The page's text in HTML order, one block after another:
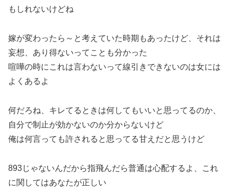
もしれないけどね
嫁が変わったら～と考えていた時期もあったけど、それは
妄想、あり得ないってことも分かった
喧嘩の時にこれは言わないって線引きできないのは女には
よくあるよ
何だろね、キレてるときは何してもいいと思ってるのか、
自分で制止が効かないのか分からないけど
俺は何言っても許されると思ってる甘えだと思うけど
893じゃないんだから指飛んだら普通は心配するよ、これ
に関してはあなたが正しい